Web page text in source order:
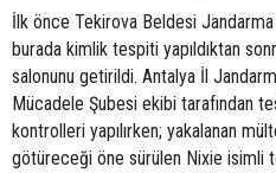
İlk önce Tekirova Beldesi
burada kimlik tespiti yapıldıktan
salonunu getirildi. Antalya İl
Mücadele Şubesi ekibi tarafından
kontrolleri yapılırken; yakalanan
götüreceği öne sürülen Nixie isimli